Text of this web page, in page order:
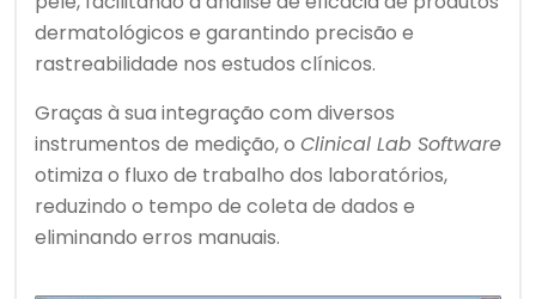
dermatológicos e garantindo precisão e
rastreabilidade nos estudos clínicos.
Graças à sua integração com diversos
instrumentos de medição, o Clinical Lab Software
otimiza o fluxo de trabalho dos laboratórios,
reduzindo o tempo de coleta de dados e
eliminando erros manuais.